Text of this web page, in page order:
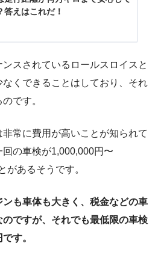
答えはこれだ！
スされているロールスロイスと
くできることはしており、それ
です。
常に費用が高いことが知られて
の車検が1,000,000円〜
があるそうです。
も車体も大きく、税金などの車
ですが、それでも最低限の車検
す。